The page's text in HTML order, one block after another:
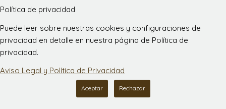
Política de privacidad
Puede leer sobre nuestras cookies y configuraciones de
privacidad en detalle en nuestra página de Política de
privacidad.
Aviso Legal y Política de Privacidad
Aceptar Rechazar